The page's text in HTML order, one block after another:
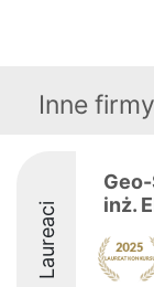
Inne
Laureaci
inż.